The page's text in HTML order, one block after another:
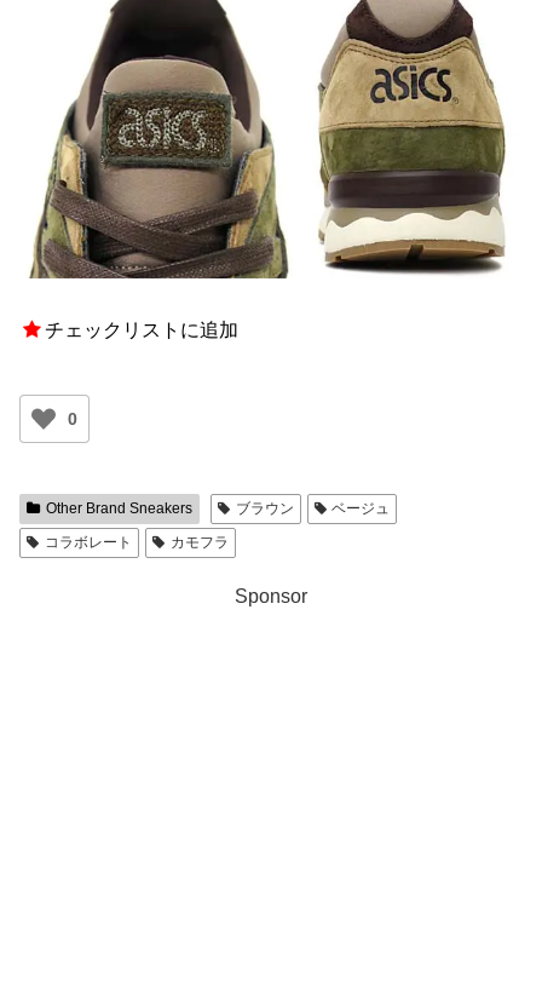
チェックリストに追加
0
Other Brand Sneakers ブラウン
ベージュ
コラボレート
カモフラ
Sponsor